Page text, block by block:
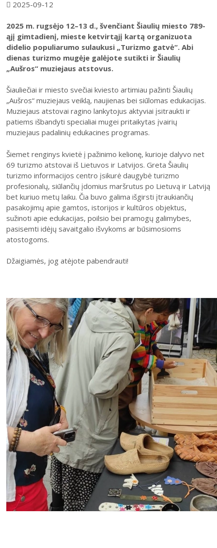
Dviračių muziejus
Radijo ir televizijos muziejus
Žaliūkių malūnininko sodyba-muziejus
Venclauskių namų-muziejaus ekspozicija
Chaimo Frenkelio vilos-muziejaus
Žaliūkių malūnininko sodybos-muziejaus
Dviračių muziejaus ekspozicija
Radijo ir televizijos muziejaus ekspozicija
Kilnojamos parodos
Virtualiosios parodos
Parodų archyvas
Bilietų kainos
Padalinių darbo laikas
Kainoraštis
Mano ir mūsų istorija
Vaikams
Šiaulių m. sav. kultūros krepšelis
Kultūros pasas
Integruotos muziejinės pamokos
Rugpjūtis 2026
PRANTRKEPEŠESE
1 2
3 4 5 6 7 8 9
10111213141516
171819202122 23
2425262728 2930
31
2025 (XXII festivalis)
2024 (XXI festivalis)
2023 (XX festivalis)
2022 (XIX festivalis)
2021 (XVIII festivalis)
2020 (XVII festivalis)
2019 (XVI festivalis)
2018 (XV festivalis)
2004–2017 m. festivalis
2025-09-12
2025 m. rugsėjo 12–13 d., švenčiant Šiaulių miesto 789-
ąjį gimtadienį, mieste ketvirtąjį kartą organizuota
didelio populiarumo sulaukusi „Turizmo gatvė“. Abi
dienas turizmo mugėje galėjote sutikti ir Šiaulių
„Aušros“ muziejaus atstovus.
Šiauliečiai ir miesto svečiai kviesto artimiau pažinti Šiaulių
„Aušros“ muziejaus veiklą, naujienas bei siūlomas edukacijas.
Muziejaus atstovai ragino lankytojus aktyviai įsitraukti ir
patiems išbandyti specialiai mugei pritaikytas įvairių
muziejaus padalinių edukacines programas.
Šiemet renginys kvietė į pažinimo kelionę, kurioje dalyvo net
69 turizmo atstovai iš Lietuvos ir Latvijos. Greta Šiaulių
turizmo informacijos centro įsikurė daugybė turizmo
profesionalų, siūlančių įdomius maršrutus po Lietuvą ir Latviją
bet kuriuo metų laiku. Čia buvo galima išgirsti įtraukiančių
pasakojimų apie gamtos, istorijos ir kultūros objektus,
sužinoti apie edukacijas, poilsio bei pramogų galimybes,
pasisemti idėjų savaitgalio išvykoms ar būsimosioms
atostogoms.
Džaigiamės, jog atėjote pabendrauti!